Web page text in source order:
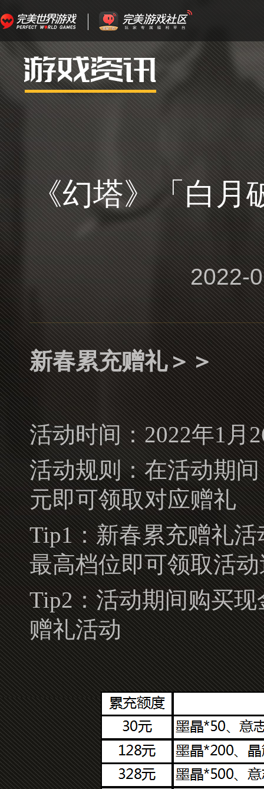
《幻塔》「白月
2022-
新春累充赠礼＞＞
活动时间：2022年1月
活动规则：在活动期
元即可领取对应赠礼
Tip1：新春累充赠礼
最高档位即可领取活
Tip2：活动期间购买
赠礼活动